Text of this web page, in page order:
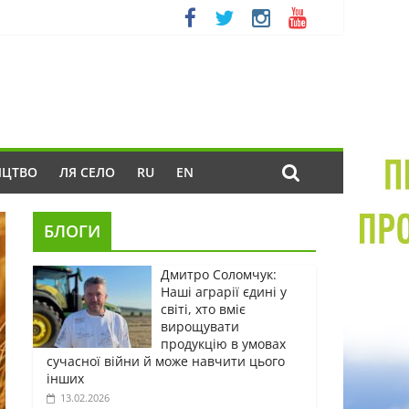
ЛЯ СЕЛО RU EN
БЛОГИ
Дмитро Соломчук:
Наші аграрії єдині у
світі, хто вміє
вирощувати
продукцію в умовах
сучасної війни й може навчити цього
інших
13.02.2026